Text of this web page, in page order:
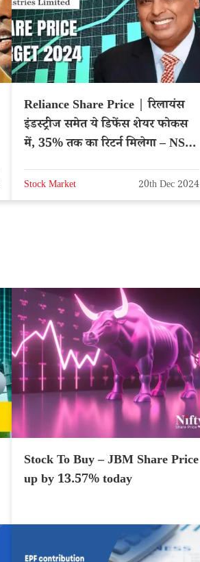
Reliance Share Price | रिलायंस
इंडस्ट्रीज समेत ये डिफेंस शेयर फोकस
में, 35% तक का रिटर्न मिलेगा – NSE:
Stock Market 20th Dec 2024
Stock To Buy – JBM Share Price
up by 13.57% today